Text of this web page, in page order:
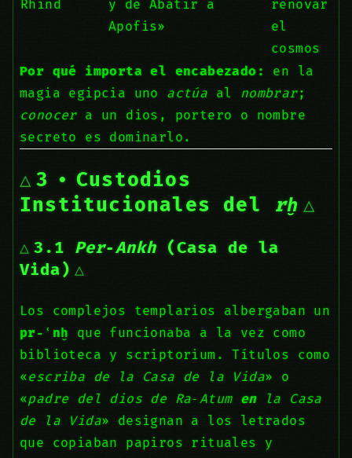
Rhind
y de Abatir a
Apofis»
renovar
el
cosmos
Por qué importa el encabezado:
en la
magia egipcia uno actúa al nombrar;
conocera un dios, portero o nombre
secreto es dominarlo.
3 • Custodios
Institucionales del rḫ
3.1 Per‑Ankh (Casa de la
Vida)
Los complejos templarios albergaban un
pr‑ʿnḫ que funcionaba a la vez como
biblioteca y scriptorium. Títulos como
«escriba de la Casa de la Vida» o
«padre del dios de Ra‑Atum enla Casa
de la Vida» designan a los letrados
que copiaban papiros rituales y